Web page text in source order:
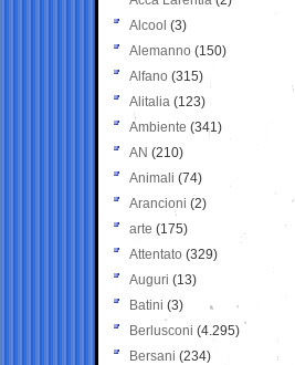
Alcool (3)
Alemanno (150)
Alfano (315)
Alitalia (123)
Ambiente (341)
AN (210)
Animali (74)
Arancioni (2)
arte (175)
Attentato (329)
Auguri (13)
Batini (3)
Berlusconi (4.295)
Bersani (234)